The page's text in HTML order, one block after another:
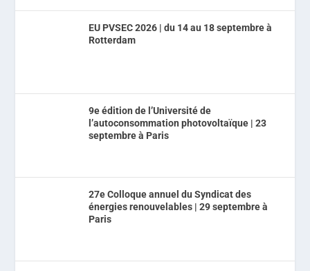
EU PVSEC 2026 | du 14 au 18 septembre à
Rotterdam
9e édition de l’Université de
l’autoconsommation photovoltaïque | 23
septembre à Paris
27e Colloque annuel du Syndicat des
énergies renouvelables | 29 septembre à
Paris